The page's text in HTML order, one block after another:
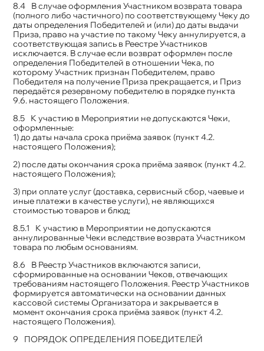
В случае оформления Участником возврата товара
(полного либо частичного) по соответствующему Чеку до
даты определения Победителей и (или) до даты выдачи
Приза, право на участие по такому Чеку аннулируется, а
соответствующая запись в Реестре Участников
исключается. В случае если возврат оформлен после
определения Победителей в отношении Чека, по
которому Участник признан Победителем, право
Победителя на получение Приза прекращается, и Приз
передаётся резервному победителю в порядке пункта
9.6. настоящего Положения.
К участию в Мероприятии не допускаются Чеки,
оформленные:
1) до даты начала срока приёма заявок (пункт 4.2.
настоящего Положения);
2) после даты окончания срока приёма заявок (пункт 4.2.
настоящего Положения);
3) при оплате услуг (доставка, сервисный сбор, чаевые и
иные платежи в качестве услуги), не являющихся
стоимостью товаров и блюд;
К участию в Мероприятии не допускаются
аннулированные Чеки вследствие возврата Участником
товара по любым основаниям.
В Реестр Участников включаются записи,
сформированные на основании Чеков, отвечающих
требованиям настоящего Положения. Реестр Участников
формируется автоматически на основании данных
кассовой системы Организатора и закрывается в
момент окончания срока приёма заявок (пункт 4.2.
настоящего Положения).
ПОРЯДОК ОПРЕДЕЛЕНИЯ ПОБЕДИТЕЛЕЙ